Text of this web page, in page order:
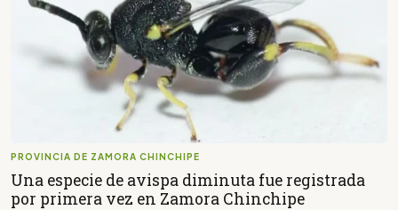
PROVINCIA DE ZAMORA CHINCHIPE
Una especie de avispa diminuta fue registrada
por primera vez en Zamora Chinchipe